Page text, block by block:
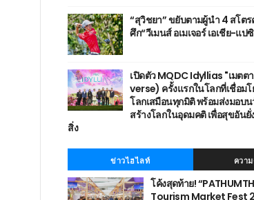
“สุวิชยา” ขยับตามผู้นำ 4 สโตร
ศึก“วีเมนส์ อเมเจอร์ เอเชีย-แป
เปิดตัว MQDC Idyllias "เมต
verse) ครั้งแรกในโลกที่เชื่อมโ
โลกเสมือนทุกมิติ พร้อมส่งมอบ
สร้างโลกในอุดมคติ เพื่อสุขอัน
สิ่ง
ข่าวไฮไลท์ ควา
โค้งสุดท้าย!
Tourism Market Fest